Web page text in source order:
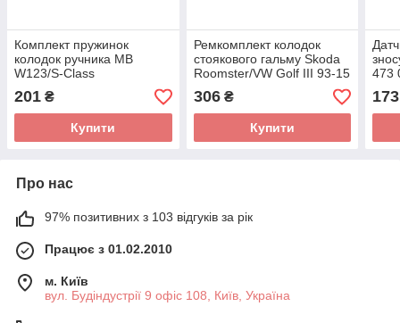
Комплект пружинок
колодок ручника MB
W123/S-Class
(W116/W126)/SL -91 1 987
475 076 (BOSCH)
201 ₴
Купити
Ремкомплект колодок
стоякового гальму Skoda
Roomster/VW Golf III 93-15
1 987 475 110 (BOSCH)
306₴
Купити
473
173
Про нас
97% позитивних з 103 відгуків за рік
Працює з 01.02.2010
м. Київ
вул. Будіндустрії 9 офіс 108, Київ, Україна